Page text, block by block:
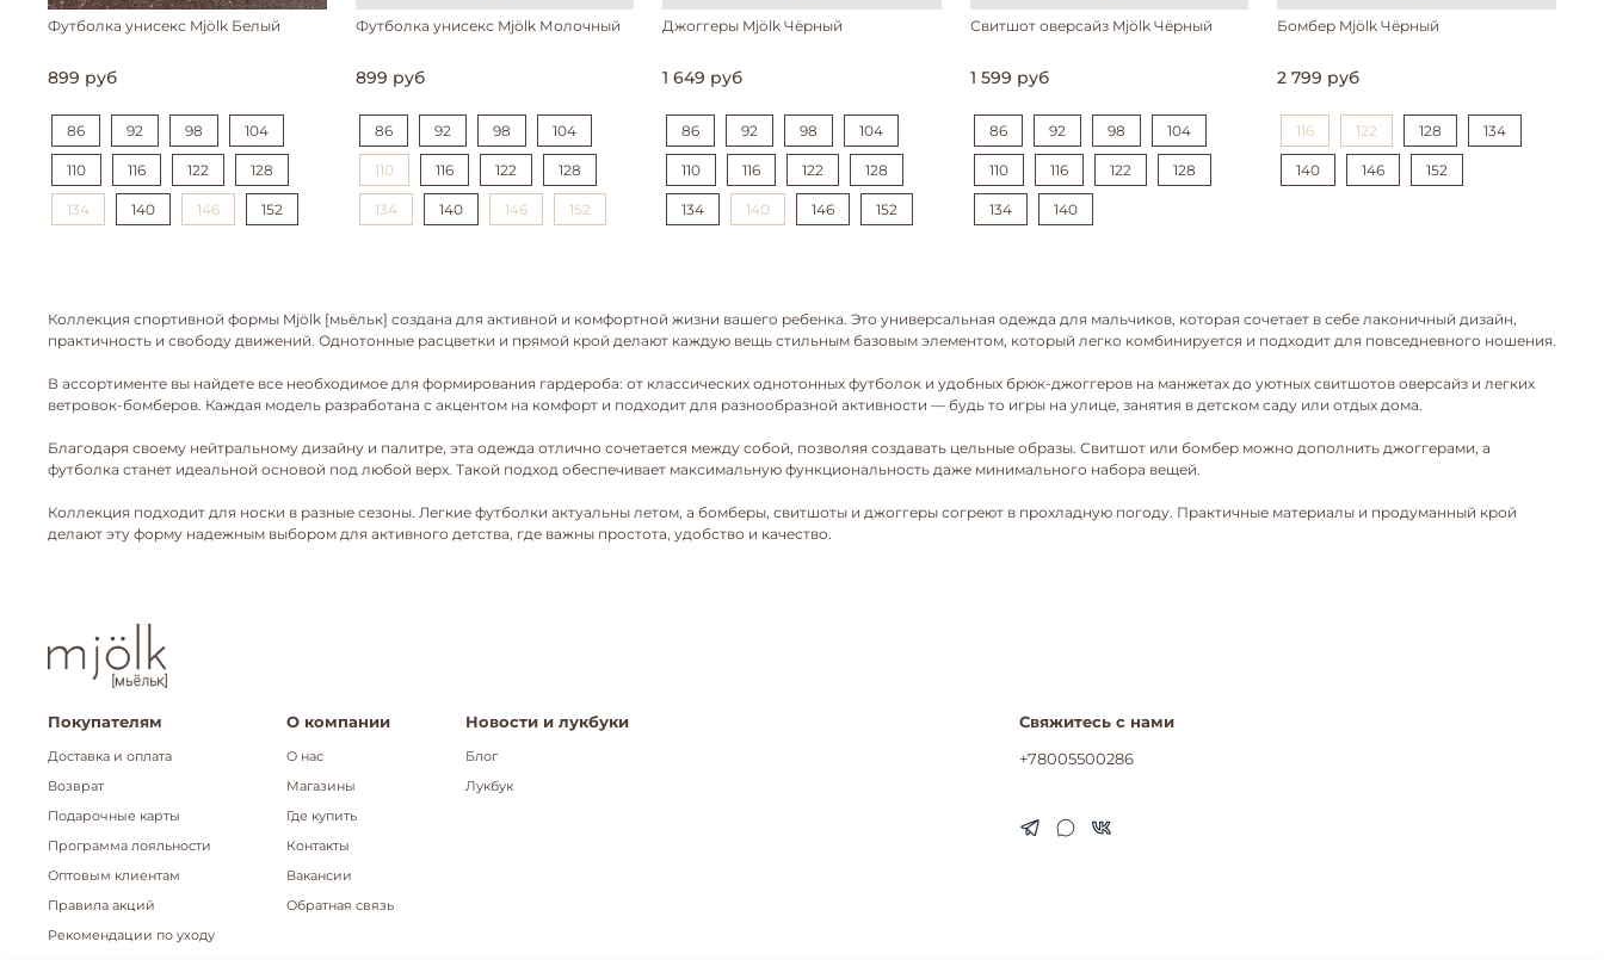
Футболка унисекс Mjölk Белый
899 руб
86 92 98 104
110 116 122 128
134 140 146 152
Футболка унисекс Mjölk Молочный
899 руб
86 92 98 104
110 116 122 128
134 140 146 152
Джоггеры Mjölk Чёрный
1 649 руб
86 92 98 104
110 116 122 128
134 140 146 152
Свитшот оверсайз Mjölk Чёрный
1 599 руб
86 92 98 104
110 116 122 128
134 140
Бомбер Mjölk Чёрный
2 799 руб
116 122 128 134
140 146 152
Коллекция спортивной формы Mjölk [мьёльк] создана для активной и комфортной жизни вашего ребенка. Это универсальная одежда для мальчиков, которая сочетает в себе лаконичный дизайн,
практичность и свободу движений. Однотонные расцветки и прямой крой делают каждую вещь стильным базовым элементом, который легко комбинируется и подходит для повседневного ношения.
В ассортименте вы найдете все необходимое для формирования гардероба: от классических однотонных футболок и удобных брюк-джоггеров на манжетах до уютных свитшотов оверсайз и легких
ветровок-бомберов. Каждая модель разработана с акцентом на комфорт и подходит для разнообразной активности — будь то игры на улице, занятия в детском саду или отдых дома.
Благодаря своему нейтральному дизайну и палитре, эта одежда отлично сочетается между собой, позволяя создавать цельные образы. Свитшот или бомбер можно дополнить джоггерами, а
футболка станет идеальной основой под любой верх. Такой подход обеспечивает максимальную функциональность даже минимального набора вещей.
Коллекция подходит для носки в разные сезоны. Легкие футболки актуальны летом, а бомберы, свитшоты и джоггеры согреют в прохладную погоду. Практичные материалы и продуманный крой
делают эту форму надежным выбором для активного детства, где важны простота, удобство и качество.
Покупателям
Доставка и оплата
Возврат
Подарочные карты
Программа лояльности
Оптовым клиентам
Правила акций
Рекомендации по уходу
О компании
О нас
Магазины
Где купить
Контакты
Вакансии
Обратная связь
Новости и лукбуки
Блог
Лукбук
Свяжитесь с нами
+78005500286